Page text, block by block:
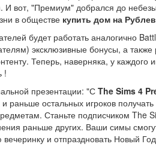
И вот, "Премиум" добрался до
в обществе купить дом на
будет работать аналогично
эксклюзивные бонусы, а
Теперь, наверняка, у каждого
!
презентации: "С The Sims 4
раньше остальных игроков
Станьте подписчиком The
раньше других. Ваши симы
и отпраздновать Новый